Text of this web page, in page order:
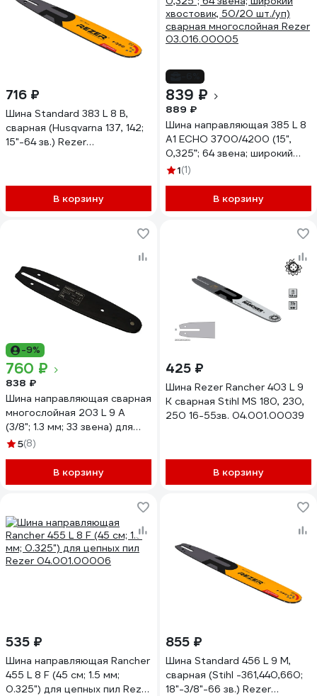
716 ₽
Шина Standard 383 L 8 B,
сварная (Husqvarna 137, 142;
15"-64 зв.) Rezer
В корзину
839 ₽
889 ₽
Шина направляющая 385 L 8
A1 ECHO 3700/4200 (15",
0,325”; 64 звена; широкий
хвостовик, 50/20 шт./уп)
03.016.00005
1(1)
В корзину
-9%
760 ₽
838 ₽
Шина направляющая сварная
многослойная 203 L 9 A
(3/8"; 1.3 мм; 33 звена) для
цепных пил Rezer
5(8)
В корзину
425 ₽
Шина Rezer Rancher 403 L 9
K сварная Stihl MS 180, 230,
250 16-55зв. 04.001.00039
В корзину
535 ₽
Шина направляющая Rancher
455 L 8 F (45 см; 1.5 мм;
0.325") для цепных пил Rezer
855 ₽
Шина Standard 456 L 9 M,
сварная (Stihl -361,440,660;
18"-3/8"-66 зв.) Rezer